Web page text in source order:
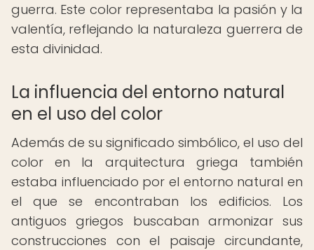
guerra. Este color representaba la pasión y la
valentía, reflejando la naturaleza guerrera de
esta divinidad.
La influencia del entorno natural
en el uso del color
Además de su significado simbólico, el uso del
color en la arquitectura griega también
estaba influenciado por el entorno natural en
el que se encontraban los edificios. Los
antiguos griegos buscaban armonizar sus
construcciones con el paisaje circundante,